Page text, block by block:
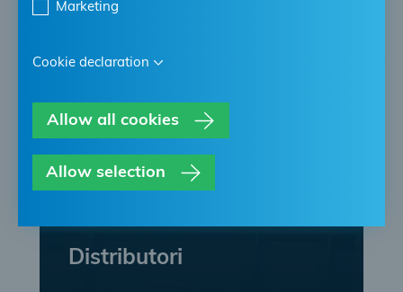
Marketing
Cookie declaration
Allow all cookies
Allow selection
Distributori